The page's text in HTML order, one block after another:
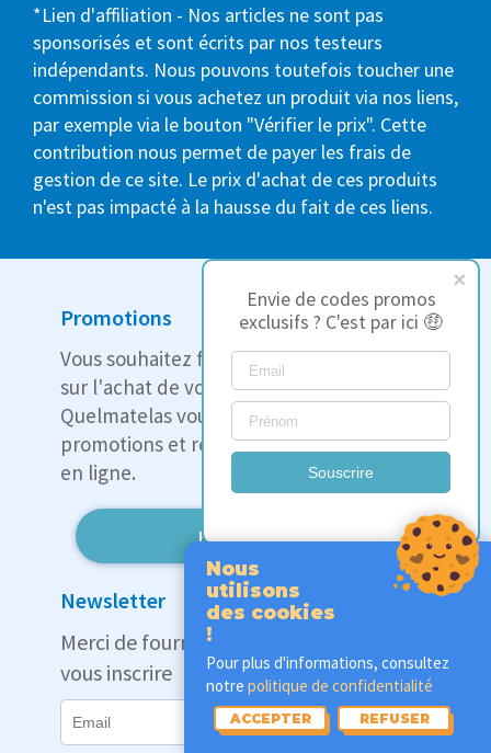
Envie de codes promos
exclusifs ? C'est par ici 🤑
Souscrire
*Lien d'affiliation - Nos articles ne sont pas
sponsorisés et sont écrits par nos testeurs
indépendants. Nous pouvons toutefois toucher une
commission si vous achetez un produit via nos liens,
par exemple via le bouton "Vérifier le prix". Cette
contribution nous permet de payer les frais de
gestion de ce site. Le prix d'achat de ces produits
n'est pas impacté à la hausse du fait de ces liens.
Promotions
Vous souhaitez faire des économies
sur l'achat de votre matelas ?
Quelmatelas vous propose les meilleures
promotions et réductions sur les matelas
en ligne.
Promotions
Newsletter
Merci de fournir votre adresse mail pour
vous inscrire
Nous
utilisons
des cookies
!
Pour plus d'informations, consultez
notre politique de confidentialité
ACCEPTER REFUSER